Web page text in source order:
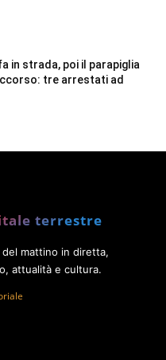
in strada, poi il parapiglia
tre arrestati ad
terrestre
del mattino in diretta,
attualità e cultura.